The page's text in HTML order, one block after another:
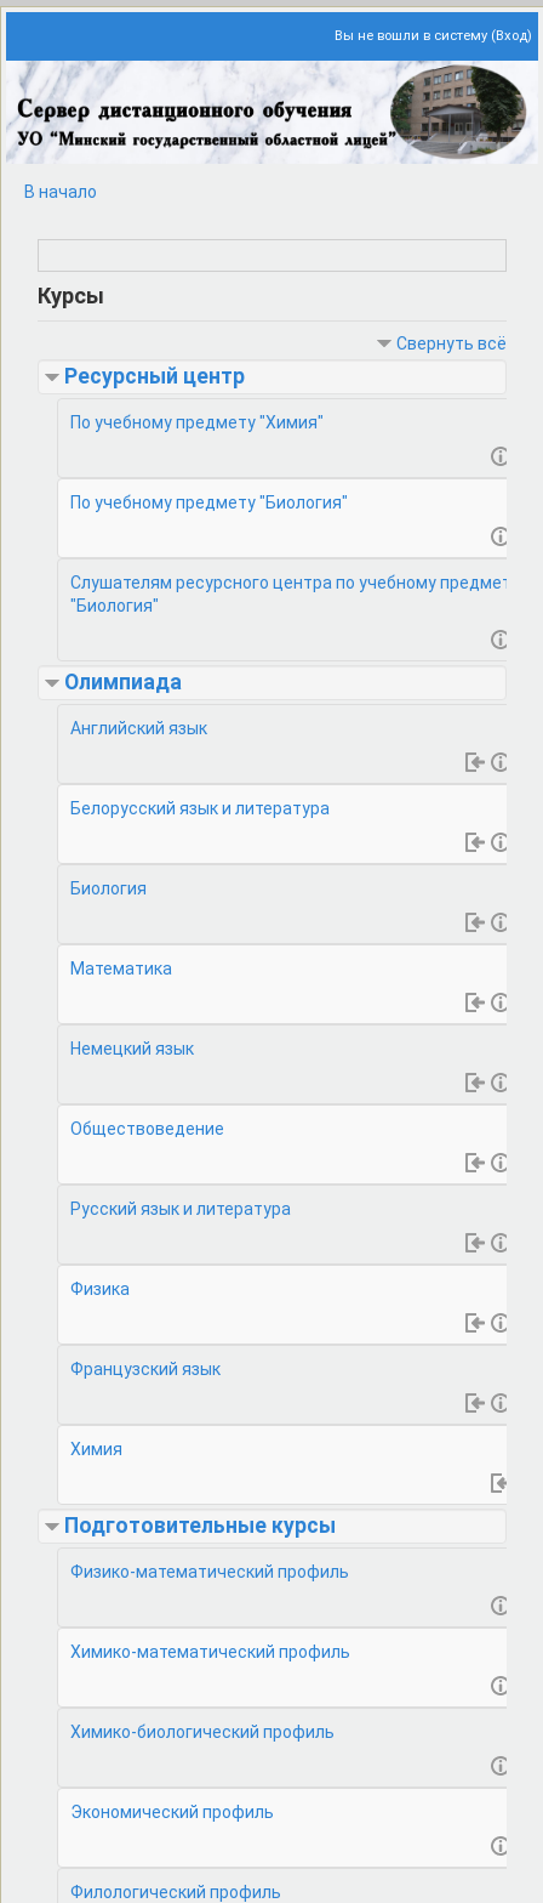
Вы не вошли в систему (Вход)
В начало
Курсы
Свернуть всё
Ресурсный центр
По учебному предмету "Химия"
По учебному предмету "Биология"
Слушателям ресурсного центра по учебному предмету
"Биология"
Олимпиада
Английский язык
Белорусский язык и литература
Биология
Математика
Немецкий язык
Обществоведение
Русский язык и литература
Физика
Французский язык
Химия
Подготовительные курсы
Физико-математический профиль
Химико-математический профиль
Химико-биологический профиль
Экономический профиль
Филологический профиль